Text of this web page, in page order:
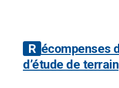
Récompenses de tâches
d’étude de terrain